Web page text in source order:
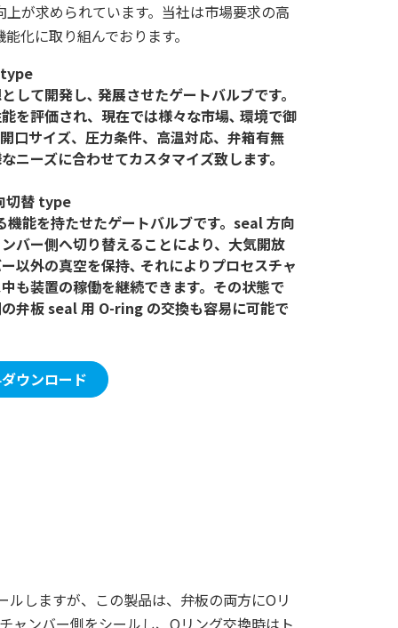
が求められています。当社は市場要求の高
化に取り組んでおります。
して開発し､ 発展させたゲートバルブです。
を評価され、現在では様々な市場､ 環境で御
口サイズ、圧力条件、高温対応、弁箱有無
ニーズに合わせてカスタマイズ致します。
切替 type
能を持たせたゲートバルブです。seal 方向
バー側へ切り替えることにより、大気開放
以外の真空を保持､ それによりプロセスチャ
も装置の稼働を継続できます。その状態で
弁板 seal 用 O-ring の交換も容易に可能で
ウンロード
しますが、この製品は、弁板の両方にOリ
ャンバー側をシールし、Oリング交換時はト